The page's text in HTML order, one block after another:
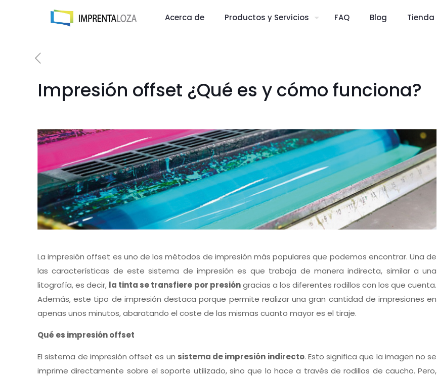
Acerca de Productos y Servicios FAQ Blog Tienda
Impresión offset ¿Qué es y cómo funciona?
La impresión offset es uno de los métodos de impresión más populares que podemos encontrar. Una de
las características de este sistema de impresión es que trabaja de manera indirecta, similar a una
litografía, es decir, la tinta se transfiere por presióngracias a los diferentes rodillos con los que cuenta.
Además, este tipo de impresión destaca porque permite realizar una gran cantidad de impresiones en
apenas unos minutos, abaratando el coste de las mismas cuanto mayor es el tiraje.
Qué es impresión offset
El sistema de impresión offset es un sistema de impresión indirecto. Esto significa que la imagen no se
imprime directamente sobre el soporte utilizado, sino que lo hace a través de rodillos de caucho. Pero,